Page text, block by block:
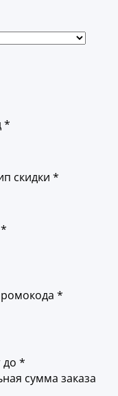
*
скидки *
*
до *
сумма заказа